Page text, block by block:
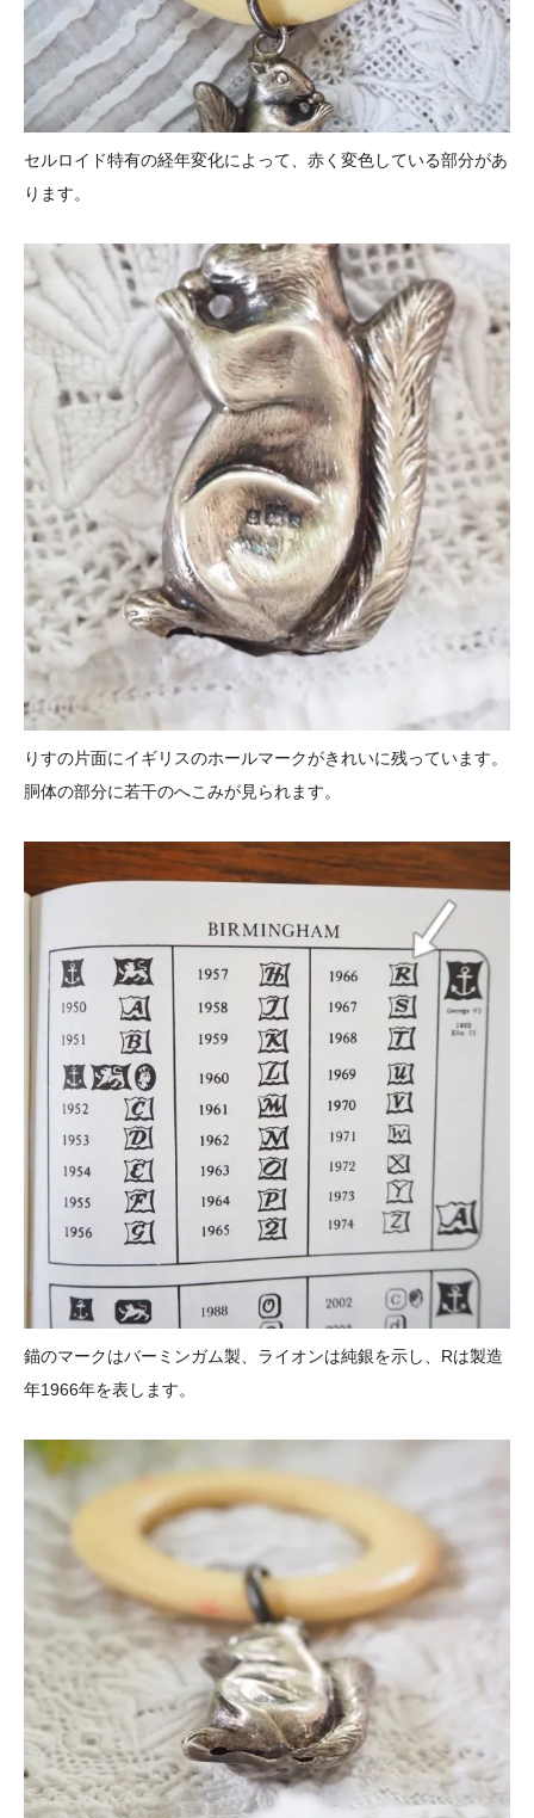
セルロイド特有の経年変化によって、赤く変色している部分があ
ります。
りすの片面にイギリスのホールマークがきれいに残っています。
胴体の部分に若干のへこみが見られます。
錨のマークはバーミンガム製、ライオンは純銀を示し、Rは製造
年1966年を表します。